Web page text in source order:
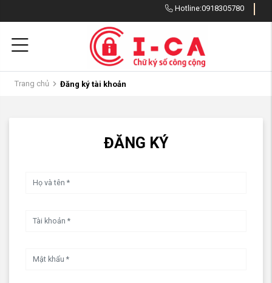
Hotline:0918305780
Trang chủ Đăng ký tài khoản
ĐĂNG KÝ